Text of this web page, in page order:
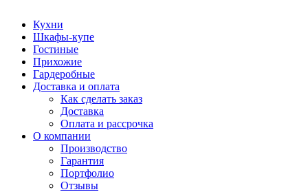
Кухни
Шкафы-купе
Гостиные
Прихожие
Гардеробные
Доставка и оплата
Как сделать заказ
Доставка
Оплата и рассрочка
О компании
Производство
Гарантия
Портфолио
Отзывы